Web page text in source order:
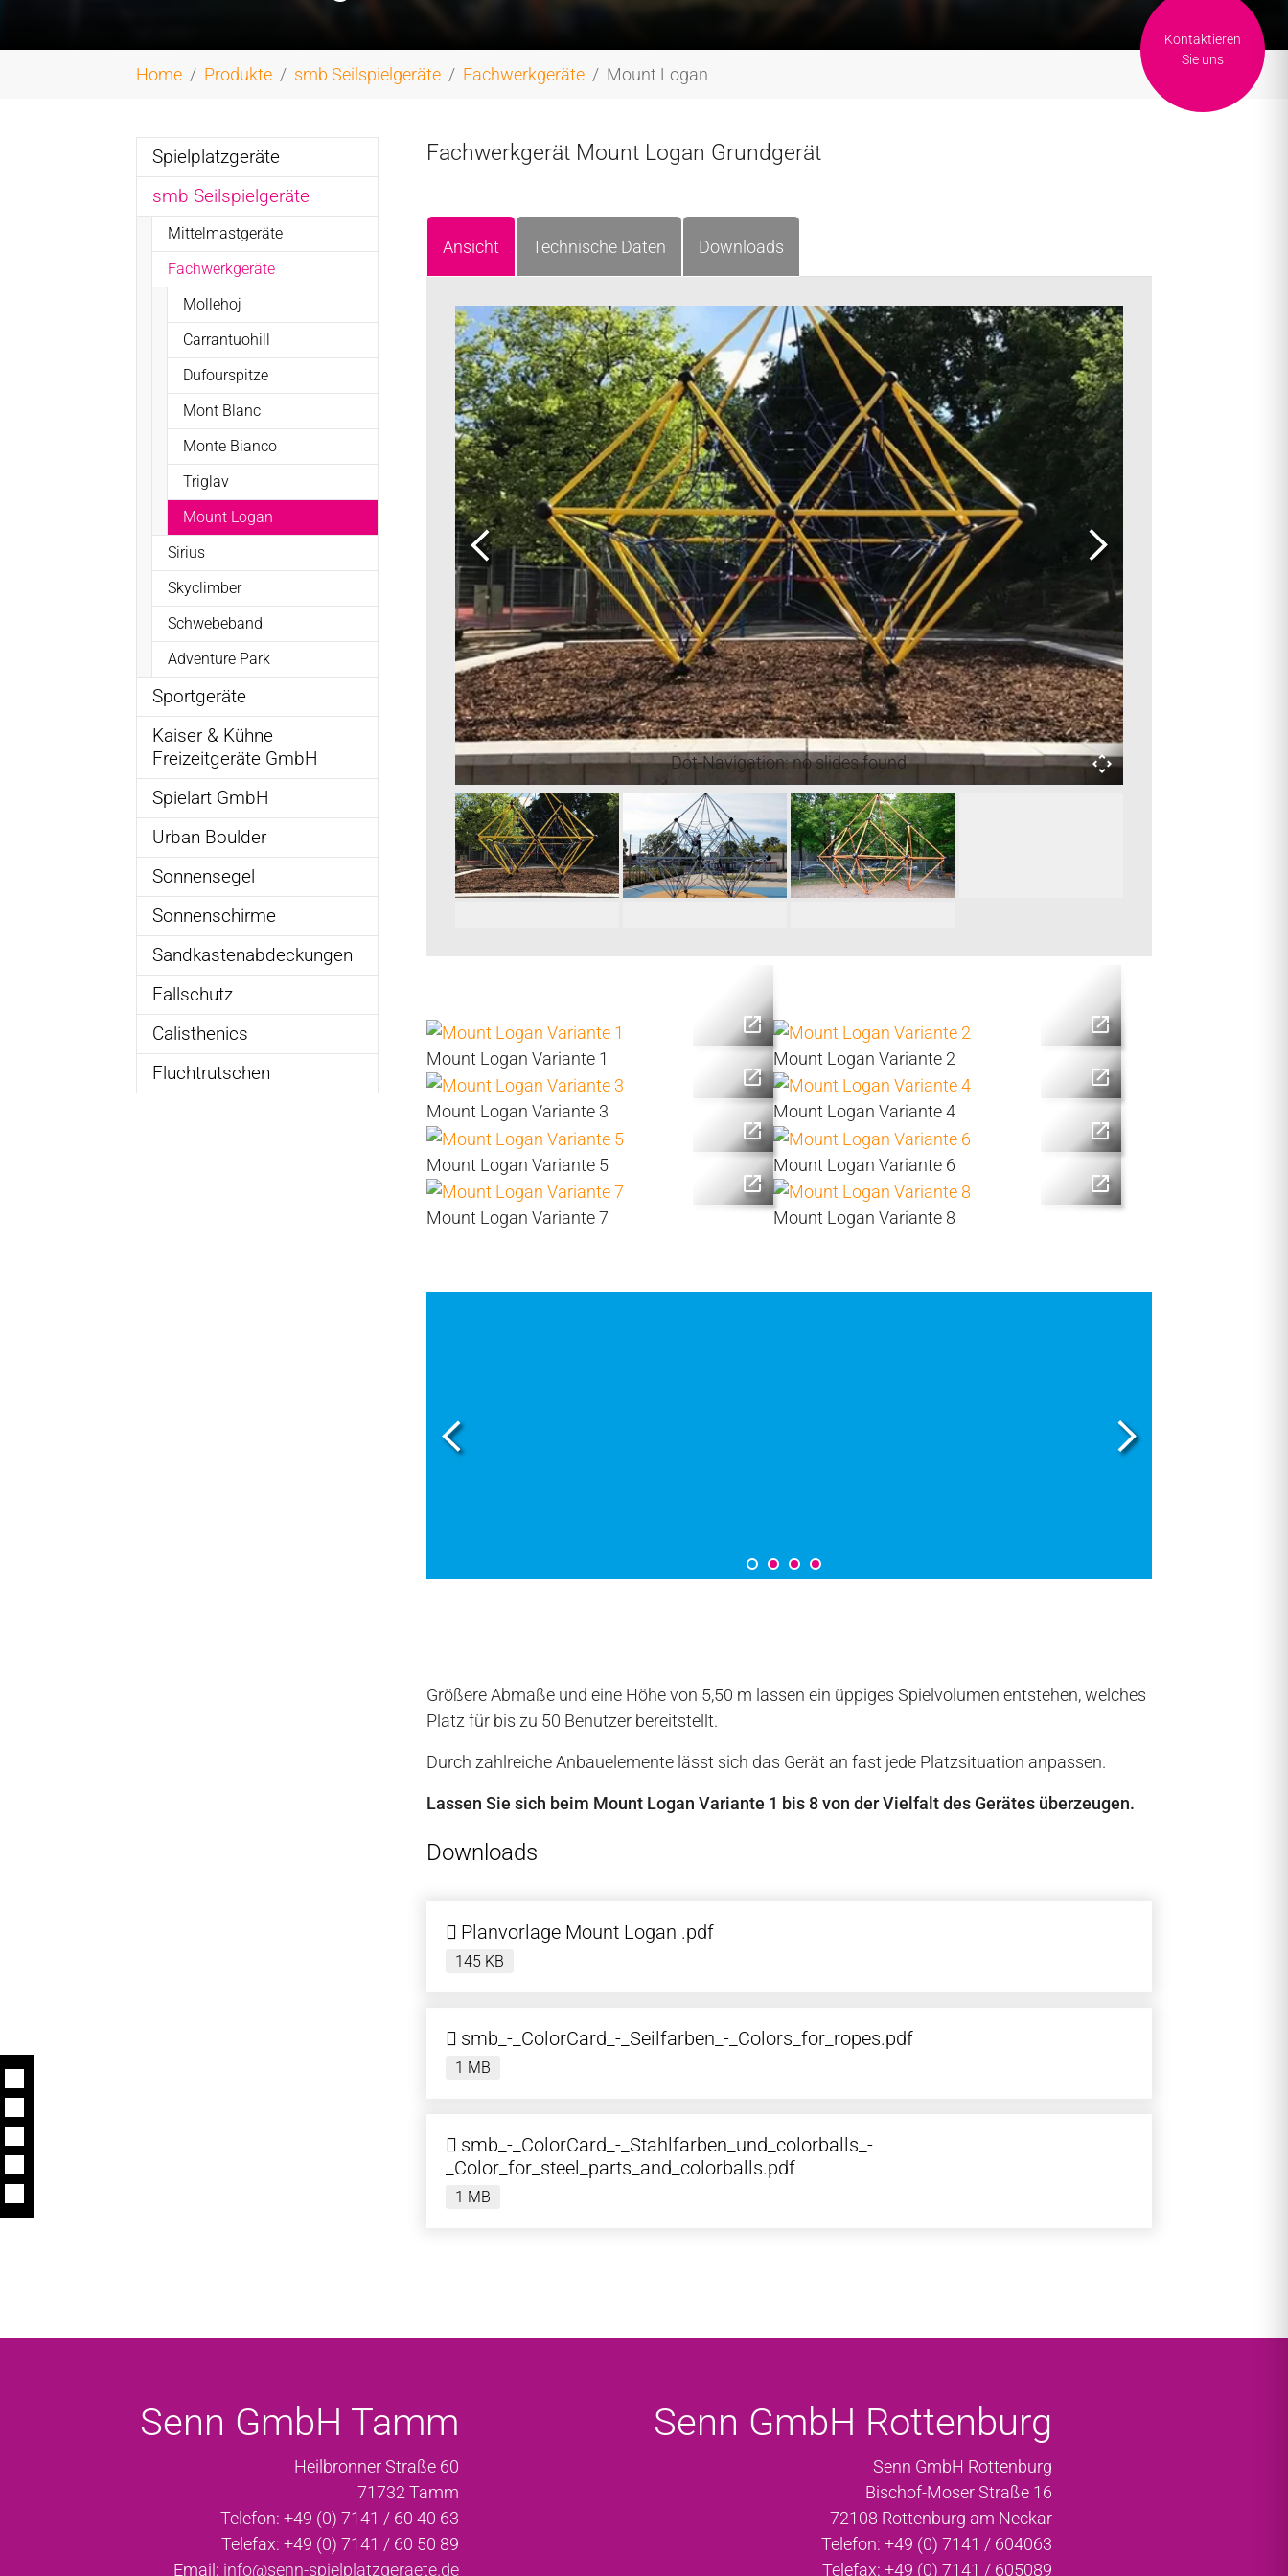
Kontaktieren
Sie uns
Home Produkte smb Seilspielgeräte Fachwerkgeräte Mount Logan
Spielplatzgeräte
smb Seilspielgeräte
Mittelmastgeräte
Fachwerkgeräte
Mollehoj
Carrantuohill
Dufourspitze
Mont Blanc
Monte Bianco
Triglav
Mount Logan
Sirius
Skyclimber
Schwebeband
Adventure Park
Sportgeräte
Kaiser & Kühne
Freizeitgeräte GmbH
Spielart GmbH
Urban Boulder
Sonnensegel
Sonnenschirme
Sandkastenabdeckungen
Fallschutz
Calisthenics
Fluchtrutschen
Fachwerkgerät Mount Logan Grundgerät
Ansicht Technische Daten Downloads
Mount Logan Variante 1 Mount Logan Variante 2
Mount Logan Variante 3 Mount Logan Variante 4
Mount Logan Variante 5 Mount Logan Variante 6
Mount Logan Variante 7 Mount Logan Variante 8
Größere Abmaße und eine Höhe von 5,50 m lassen ein üppiges Spielvolumen entstehen, welches
Platz für bis zu 50 Benutzer bereitstellt.
Durch zahlreiche Anbauelemente lässt sich das Gerät an fast jede Platzsituation anpassen.
Lassen Sie sich beim Mount Logan Variante 1 bis 8 von der Vielfalt des Gerätes überzeugen.
Downloads
Planvorlage Mount Logan .pdf
145 KB
smb_-_ColorCard_-_Seilfarben_-_Colors_for_ropes.pdf
1 MB
smb_-_ColorCard_-_Stahlfarben_und_colorballs_-
_Color_for_steel_parts_and_colorballs.pdf
1 MB
Senn GmbH Tamm
Heilbronner Straße 60
71732 Tamm
Telefon: +49 (0) 7141 / 60 40 63
Telefax: +49 (0) 7141 / 60 50 89
Email: info@senn-spielplatzgeraete.de
Senn GmbH Rottenburg
Senn GmbH Rottenburg
Bischof-Moser Straße 16
72108 Rottenburg am Neckar
Telefon: +49 (0) 7141 / 604063
Telefax: +49 (0) 7141 / 605089